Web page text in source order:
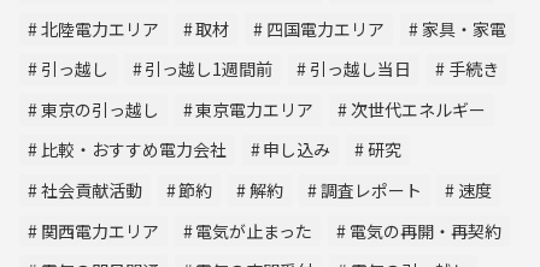
北陸電力エリア
取材 四国電力エリア
家具・家電
引っ越し
引っ越し1週間前 引っ越し当日
手続き
東京の引っ越し
東京電力エリア
次世代エネルギー
比較・おすすめ電力会社
申し込み
研究
社会貢献活動
節約 解約 調査レポート
速度
関西電力エリア
電気が止まった
電気の再開・再契約